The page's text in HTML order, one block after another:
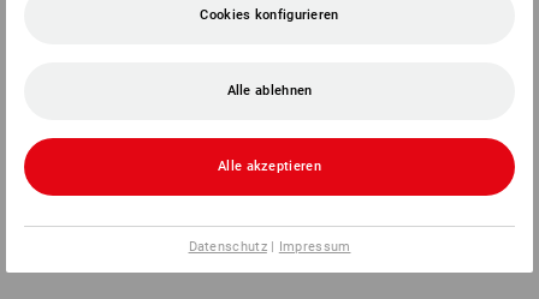
Cookies konfigurieren
Alle ablehnen
Alle akzeptieren
Datenschutz| Impressum